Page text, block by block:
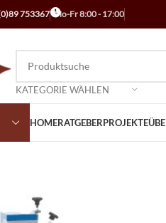
753367 Mo-Fr 8:00 - 17:00
KATEGORIE WÄHLEN
HOMERATGEBERPROJEKTE